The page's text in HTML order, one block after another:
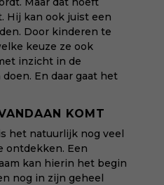
Hij kan ook juist een
Door kinderen te
keuze ze ook
inzicht in de
En daar gaat het
KOMT
het natuurlijk nog veel
ontdekken. Een
kan hierin het begin
nog in zijn geheel